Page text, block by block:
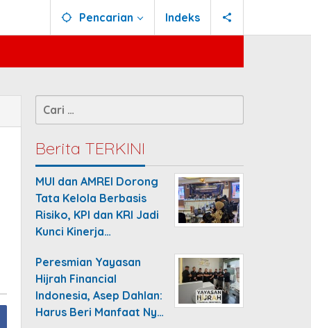
Pencarian Indeks
Cari
untuk:
Berita TERKINI
MUI dan AMREI Dorong
Tata Kelola Berbasis
Risiko, KPI dan KRI Jadi
Kunci Kinerja…
Peresmian Yayasan
Hijrah Financial
Indonesia, Asep Dahlan:
Harus Beri Manfaat Ny…